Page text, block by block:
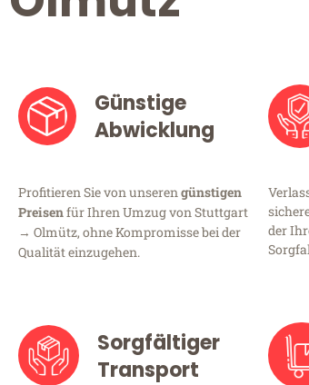
Günstige
Abwicklung
Profitieren Sie von unserengünstigen
Preisenfür Ihren Umzug von Stuttgart
→ Olmütz, ohne Kompromisse bei der
Qualität einzugehen.
der
Sorgfältiger
Transport